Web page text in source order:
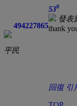
494227865
平民
53#
發表
thank
回復 引